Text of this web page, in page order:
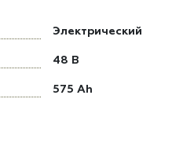
Электрический
48 В
575 Ah